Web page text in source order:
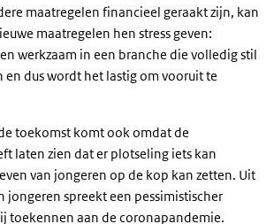
maatregelen financieel geraakt zijn, kan
maatregelen hen stress geven:
werkzaam in een branche die volledig stil
en dus wordt het lastig om vooruit te
toekomst komt ook omdat de
laten zien dat er plotseling iets kan
van jongeren op de kop kan zetten. Uit
jongeren spreekt een pessimistischer
toekennen aan de coronapandemie.